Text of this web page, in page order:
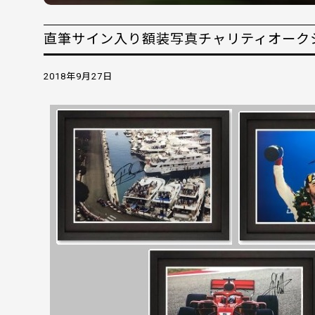
直筆サイン入り額装写真チャリティオーク
2018年9月27日